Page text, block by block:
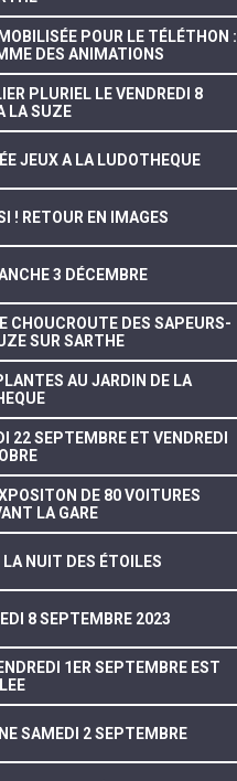
POUR LE TÉLÉTHON :
DES ANIMATIONS
PLURIEL LE VENDREDI 8
LA SUZE
JEUX A LA LUDOTHEQUE
! RETOUR EN IMAGES
3 DÉCEMBRE
CHOUCROUTE DES SAPEURS-
SUR SARTHE
AU JARDIN DE LA
22 SEPTEMBRE ET VENDREDI
DE 80 VOITURES
LA GARE
LA NUIT DES ÉTOILES
8 SEPTEMBRE 2023
1ER SEPTEMBRE EST
SAMEDI 2 SEPTEMBRE